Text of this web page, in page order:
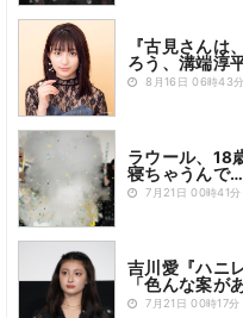
『古見さんは
ろう、溝端淳
8月16日 06時43分
ラウール、18
寝ちゃうんで…
7月21日 00時41分
吉川愛『ハニ
「色んな案が
7月21日 00時17分